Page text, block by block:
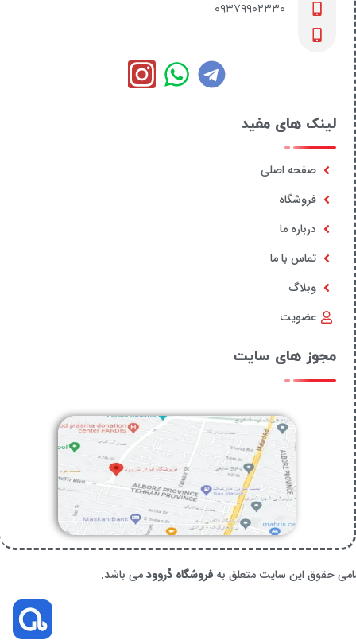
۰۹۳۷۹۹۰۲۳۳۰
لینک های مفید
صفحه اصلی
فروشگاه
درباره ما
تماس با ما
وبلاگ
عضویت
مجوز های سایت
حقوق این سایت متعلق به فروشگاه دُروودمی باشد.